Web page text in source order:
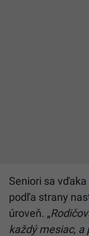
Seniori sa
podľa strany
úroveň. „
každý mesiac,